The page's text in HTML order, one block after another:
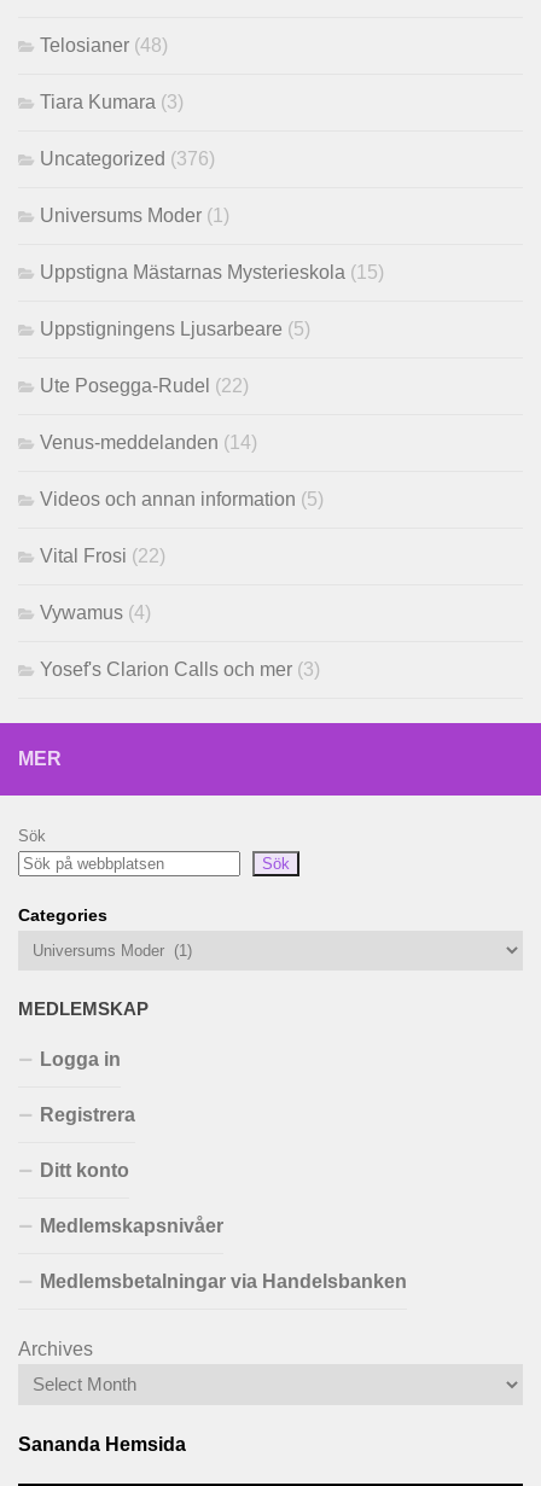
Telosianer (48)
Tiara Kumara (3)
Uncategorized (376)
Universums Moder (1)
Uppstigna Mästarnas Mysterieskola (15)
Uppstigningens Ljusarbeare (5)
Ute Posegga-Rudel (22)
Venus-meddelanden (14)
Videos och annan information (5)
Vital Frosi (22)
Vywamus (4)
Yosef's Clarion Calls och mer (3)
MER
Sök
Sök
Categories
MEDLEMSKAP
Logga in
Registrera
Ditt konto
Medlemskapsnivåer
Medlemsbetalningar via Handelsbanken
Archives
Sananda Hemsida